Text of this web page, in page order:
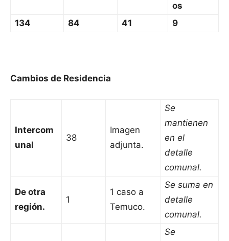
os
134
84 41 9
Cambios de Residencia
Intercom
unal
38
Imagen
adjunta.
Se
mantienen
en el
detalle
comunal.
De otra
región.
1
1 caso a
Temuco.
Se suma en
detalle
comunal.
Se